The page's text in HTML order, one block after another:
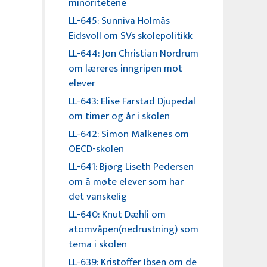
LL-645: Sunniva Holmås
Eidsvoll om SVs skolepolitikk
LL-644: Jon Christian Nordrum
om læreres inngripen mot
elever
LL-643: Elise Farstad Djupedal
om timer og år i skolen
LL-642: Simon Malkenes om
OECD-skolen
LL-641: Bjørg Liseth Pedersen
om å møte elever som har
det vanskelig
LL-640: Knut Dæhli om
atomvåpen(nedrustning) som
tema i skolen
LL-639: Kristoffer Ibsen om de